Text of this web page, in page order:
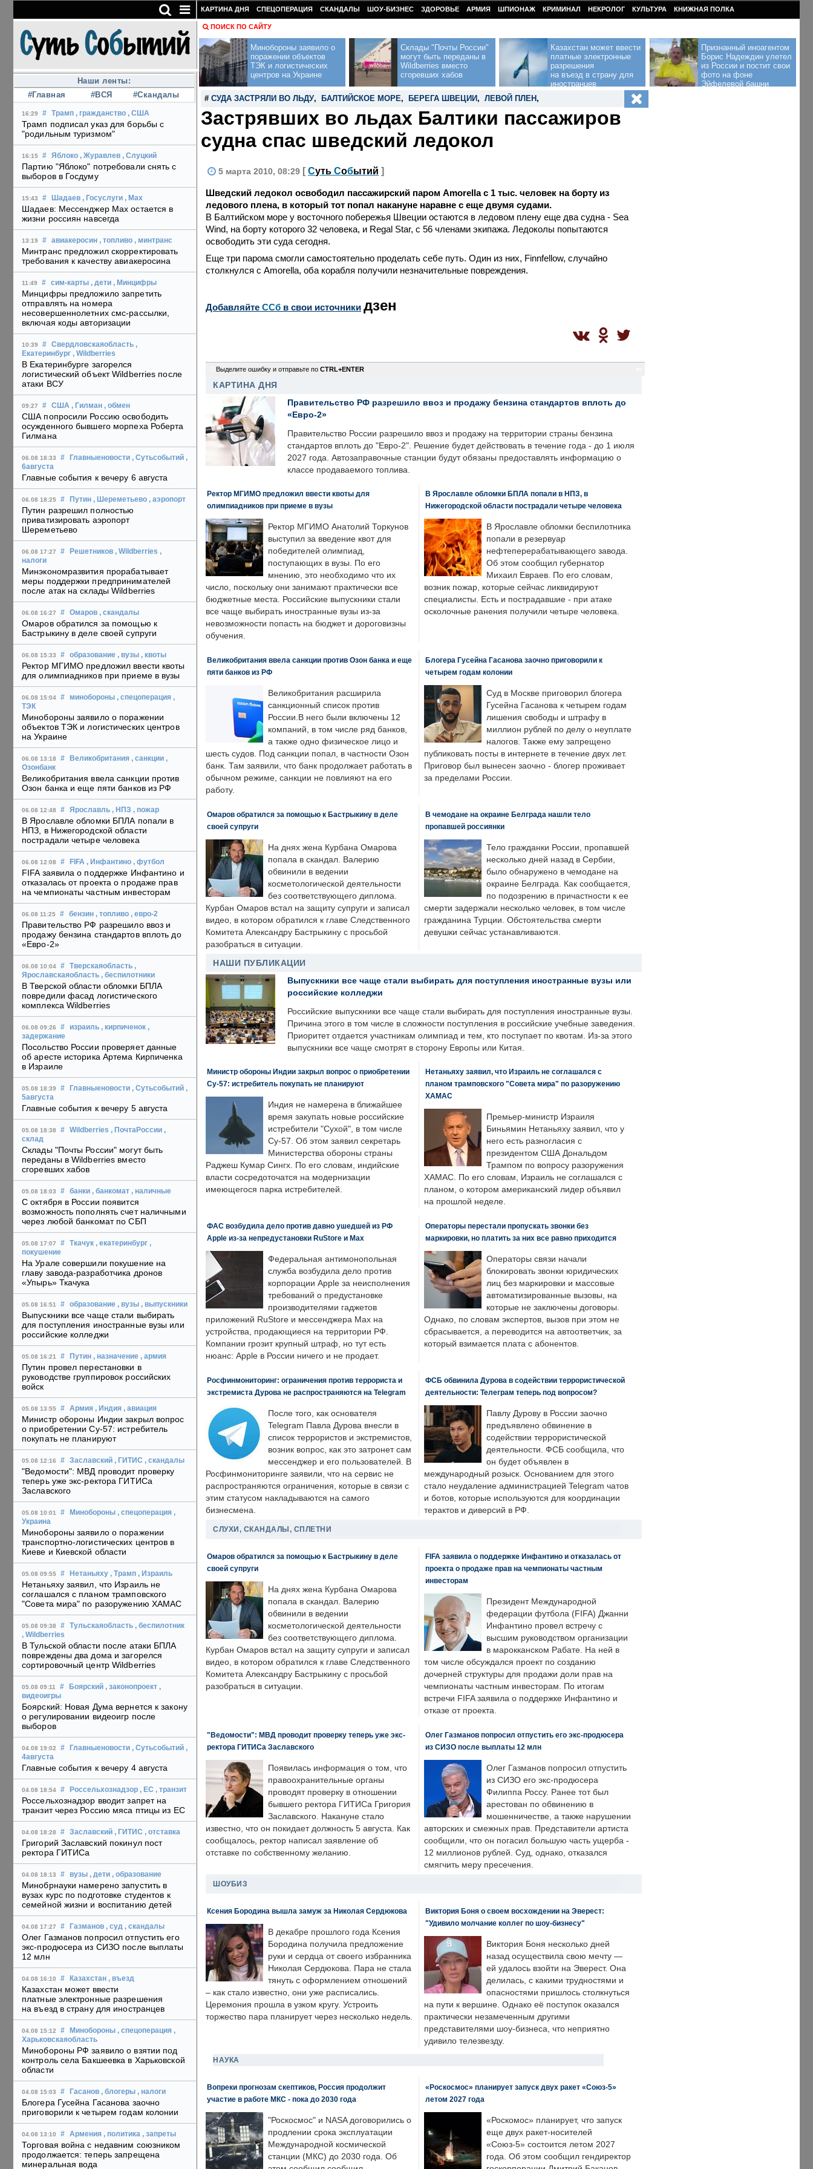
Наши ленты:
#Главная
#ВСЯ #Скандалы
16:29 # Трамп , гражданство , США
Трамп подписал указ для борьбы с
"родильным туризмом"
16:15 # Яблоко , Журавлев , Слуцкий
Партию "Яблоко" потребовали снять с
выборов в Госдуму
15:43 # Шадаев , Госуслуги , Max
Шадаев: Мессенджер Max остается в
жизни россиян навсегда
13:19 # авиакеросин , топливо , минтранс
Минтранс предложил скорректировать
требования к качеству авиакеросина
11:49 # сим-карты , дети , Минцифры
Минцифры предложило запретить
отправлять на номера
несовершеннолетних смс-рассылки,
включая коды авторизации
10:39 # Свердловскаяобласть ,
Екатеринбург , Wildberries
В Екатеринбурге загорелся
логистический объект Wildberries после
атаки ВСУ
09:27 # США , Гилман , обмен
США попросили Россию освободить
осужденного бывшего морпеха Роберта
Гилмана
06.08 18:33 # Главныеновости , Сутьсобытий ,
6августа
Главные события к вечеру 6 августа
06.08 18:25 # Путин , Шереметьево , аэропорт
Путин разрешил полностью
приватизировать аэропорт
Шереметьево
06.08 17:27 # Решетников , Wildberries ,
налоги
Минэкономразвития прорабатывает
меры поддержки предпринимателей
после атак на склады Wildberries
06.08 16:27 # Омаров , скандалы
Омаров обратился за помощью к
Бастрыкину в деле своей супруги
06.08 15:33 # образование , вузы , квоты
Ректор МГИМО предложил ввести квоты
для олимпиадников при приеме в вузы
06.08 15:04 # минобороны , спецоперация ,
ТЭК
Минобороны заявило о поражении
объектов ТЭК и логистических центров
на Украине
06.08 13:18 # Великобритания , санкции ,
Озонбанк
Великобритания ввела санкции против
Озон банка и еще пяти банков из РФ
06.08 12:48 # Ярославль , НПЗ , пожар
В Ярославле обломки БПЛА попали в
НПЗ, в Нижегородской области
пострадали четыре человека
06.08 12:08 # FIFA , Инфантино , футбол
FIFA заявила о поддержке Инфантино и
отказалась от проекта о продаже прав
на чемпионаты частным инвесторам
06.08 11:25 # бензин , топливо , евро-2
Правительство РФ разрешило ввоз и
продажу бензина стандартов вплоть до
«Евро-2»
06.08 10:04 # Тверскаяобласть ,
Ярославскаяобласть , беспилотники
В Тверской области обломки БПЛА
повредили фасад логистического
комплекса Wildberries
06.08 09:26 # израиль , кирпиченок ,
задержание
Посольство России проверяет данные
об аресте историка Артема Кирпиченка
в Израиле
05.08 18:39 # Главныеновости , Сутьсобытий ,
5августа
Главные события к вечеру 5 августа
05.08 18:38 # Wildberries , ПочтаРоссии ,
склад
Склады "Почты России" могут быть
переданы в Wildberries вместо
сгоревших хабов
05.08 18:03 # банки , банкомат , наличные
С октября в России появится
возможность пополнять счет наличными
через любой банкомат по СБП
05.08 17:07 # Ткачук , екатеринбург ,
покушение
На Урале совершили покушение на
главу завода-разработчика дронов
«Упырь» Ткачука
05.08 16:51 # образование , вузы , выпускники
Выпускники все чаще стали выбирать
для поступления иностранные вузы или
российские колледжи
05.08 16:21 # Путин , назначение , армия
Путин провел перестановки в
руководстве группировок российских
войск
05.08 13:55 # Армия , Индия , авиация
Министр обороны Индии закрыл вопрос
о приобретении Су-57: истребитель
покупать не планируют
05.08 12:16 # Заславский , ГИТИС , скандалы
"Ведомости": МВД проводит проверку
теперь уже экс-ректора ГИТИСа
Заславского
05.08 10:01 # Минобороны , спецоперация ,
Украина
Минобороны заявило о поражении
транспортно-логистических центров в
Киеве и Киевской области
05.08 09:55 # Нетаньяху , Трамп , Израиль
Нетаньяху заявил, что Израиль не
соглашался с планом трамповского
"Совета мира" по разоружению ХАМАС
05.08 09:38 # Тульскаяобласть , беспилотник
, Wildberries
В Тульской области после атаки БПЛА
повреждены два дома и загорелся
сортировочный центр Wildberries
05.08 09:11 # Боярский , законопроект ,
видеоигры
Боярский: Новая Дума вернется к закону
о регулировании видеоигр после
выборов
04.08 19:02 # Главныеновости , Сутьсобытий ,
4августа
Главные события к вечеру 4 августа
04.08 18:54 # Россельхознадзор , ЕС , транзит
Россельхознадзор вводит запрет на
транзит через Россию мяса птицы из ЕС
04.08 18:28 # Заславский , ГИТИС , отставка
Григорий Заславский покинул пост
ректора ГИТИСа
04.08 18:13 # вузы , дети , образование
Минобрнауки намерено запустить в
вузах курс по подготовке студентов к
семейной жизни и воспитанию детей
04.08 17:27 # Газманов , суд , скандалы
Олег Газманов попросил отпустить его
экс-продюсера из СИЗО после выплаты
12 млн
04.08 16:10 # Казахстан , въезд
Казахстан может ввести
платные электронные разрешения
на въезд в страну для иностранцев
04.08 15:12 # Минобороны , спецоперация ,
Харьковскаяобласть
Минобороны РФ заявило о взятии под
контроль села Бакшеевка в Харьковской
области
04.08 15:03 # Гасанов , блогеры , налоги
Блогера Гусейна Гасанова заочно
приговорили к четырем годам колонии
04.08 13:10 # Армения , политика , запреты
Торговая война с недавним союзником
продолжается: теперь запрещена
минеральная вода
КАРТИНА ДНЯ СПЕЦОПЕРАЦИЯ СКАНДАЛЫ ШОУ-БИЗНЕС ЗДОРОВЬЕ АРМИЯ ШПИОНАЖ КРИМИНАЛ НЕКРОЛОГ КУЛЬТУРА КНИЖНАЯ ПОЛКА
ПОИСК ПО САЙТУ
Минобороны заявило о
поражении объектов
ТЭК и логистических
центров на Украине
Склады "Почты России"
могут быть переданы в
Wildberries вместо
сгоревших хабов
Казахстан может ввести
платные электронные
разрешения
на въезд в страну для
иностранцев
Признанный иноагентом
Борис Надеждин улетел
из России и постит свои
фото на фоне
Эйфелевой башни
# СУДА ЗАСТРЯЛИ ВО ЛЬДУ, БАЛТИЙСКОЕ МОРЕ, БЕРЕГА ШВЕЦИИ , ЛЕВОЙ ПЛЕН ,
Застрявших во льдах Балтики пассажиров
судна спас шведский ледокол
5 марта 2010, 08:29 [ Суть Событий ]
Шведский ледокол освободил пассажирский паром Amorella с 1 тыс. человек на борту из
ледового плена, в который тот попал накануне наравне с еще двумя судами.
В Балтийском море у восточного побережья Швеции остаются в ледовом плену еще два судна - Sea
Wind, на борту которого 32 человека, и Regal Star, с 56 членами экипажа. Ледоколы попытаются
освободить эти суда сегодня.
Еще три парома смогли самостоятельно проделать себе путь. Один из них, Finnfellow, случайно
столкнулся с Amorella, оба корабля получили незначительные повреждения.
Добавляйте CСб в свои источники дзен
Выделите ошибку и отправьте по CTRL+ENTER
КАРТИНА ДНЯ
Правительство РФ разрешило ввоз и продажу бензина стандартов вплоть до
«Евро-2»
Правительство России разрешило ввоз и продажу на территории страны бензина
стандартов вплоть до "Евро-2". Решение будет действовать в течение года - до 1 июля
2027 года. Автозаправочные станции будут обязаны предоставлять информацию о
классе продаваемого топлива.
Ректор МГИМО предложил ввести квоты для
олимпиадников при приеме в вузы
Ректор МГИМО Анатолий Торкунов
выступил за введение квот для
победителей олимпиад,
поступающих в вузы. По его
мнению, это необходимо что их
число, поскольку они занимают практически все
бюджетные места. Российские выпускники стали
все чаще выбирать иностранные вузы из-за
невозможности попасть на бюджет и дороговизны
обучения.
В Ярославле обломки БПЛА попали в НПЗ, в
Нижегородской области пострадали четыре человека
В Ярославле обломки беспилотника
попали в резервуар
нефтеперерабатывающего завода.
Об этом сообщил губернатор
Михаил Евраев. По его словам,
возник пожар, которые сейчас ликвидируют
специалисты. Есть и пострадавшие - при атаке
осколочные ранения получили четыре человека.
Великобритания ввела санкции против Озон банка и еще
пяти банков из РФ
Великобритания расширила
санкционный список против
России.В него были включены 12
компаний, в том числе ряд банков,
а также одно физическое лицо и
шесть судов. Под санкции попал, в частности Озон
банк. Там заявили, что банк продолжает работать в
обычном режиме, санкции не повлияют на его
работу.
Блогера Гусейна Гасанова заочно приговорили к
четырем годам колонии
Суд в Москве приговорил блогера
Гусейна Гасанова к четырем годам
лишения свободы и штрафу в
миллион рублей по делу о неуплате
налогов. Также ему запрещено
публиковать посты в интернете в течение двух лет.
Приговор был вынесен заочно - блогер проживает
за пределами России.
Омаров обратился за помощью к Бастрыкину в деле
своей супруги
На днях жена Курбана Омарова
попала в скандал. Валерию
обвинили в ведении
косметологической деятельности
без соответствующего диплома.
Курбан Омаров встал на защиту супруги и записал
видео, в котором обратился к главе Следственного
Комитета Александру Бастрыкину с просьбой
разобраться в ситуации.
В чемодане на окраине Белграда нашли тело
пропавшей россиянки
Тело гражданки России, пропавшей
несколько дней назад в Сербии,
было обнаружено в чемодане на
окраине Белграда. Как сообщается,
по подозрению в причастности к ее
смерти задержали несколько человек, в том числе
гражданина Турции. Обстоятельства смерти
девушки сейчас устанавливаются.
НАШИ ПУБЛИКАЦИИ
Выпускники все чаще стали выбирать для поступления иностранные вузы или
российские колледжи
Российские выпускники все чаще стали выбирать для поступления иностранные вузы.
Причина этого в том числе в сложности поступления в российские учебные заведения.
Приоритет отдается участникам олимпиад и тем, кто поступает по квотам. Из-за этого
выпускники все чаще смотрят в сторону Европы или Китая.
Министр обороны Индии закрыл вопрос о приобретении
Су-57: истребитель покупать не планируют
Индия не намерена в ближайшее
время закупать новые российские
истребители "Сухой", в том числе
Су-57. Об этом заявил секретарь
Министерства обороны страны
Раджеш Кумар Сингх. По его словам, индийские
власти сосредоточатся на модернизации
имеющегося парка истребителей.
Нетаньяху заявил, что Израиль не соглашался с
планом трамповского "Совета мира" по разоружению
ХАМАС
Премьер-министр Израиля
Биньямин Нетаньяху заявил, что у
него есть разногласия с
президентом США Дональдом
Трампом по вопросу разоружения
ХАМАС. По его словам, Израиль не соглашался с
планом, о котором американский лидер объявил
на прошлой неделе.
ФАС возбудила дело против давно ушедшей из РФ
Apple из-за непредустановки RuStore и Max
Федеральная антимонопольная
служба возбудила дело против
корпорации Apple за неисполнения
требований о предустановке
производителями гаджетов
приложений RuStore и мессенджера Max на
устройства, продающиеся на территории РФ.
Компании грозит крупный штраф, но тут есть
нюанс: Apple в России ничего и не продает.
Операторы перестали пропускать звонки без
маркировки, но платить за них все равно приходится
Операторы связи начали
блокировать звонки юридических
лиц без маркировки и массовые
автоматизированные вызовы, на
которые не заключены договоры.
Однако, по словам экспертов, вызов при этом не
сбрасывается, а переводится на автоответчик, за
который взимается плата с абонентов.
Росфинмониторинг: ограничения против террориста и
экстремиста Дурова не распространяются на Telegram
После того, как основателя
Telegram Павла Дурова внесли в
список террористов и экстремистов,
возник вопрос, как это затронет сам
мессенджер и его пользователей. В
Росфинмониторинге заявили, что на сервис не
распространяются ограничения, которые в связи с
этим статусом накладываются на самого
бизнесмена.
ФСБ обвинила Дурова в содействии террористической
деятельности: Телеграм теперь под вопросом?
Павлу Дурову в России заочно
предъявлено обвинение в
содействии террористической
деятельности. ФСБ сообщила, что
он будет объявлен в
международный розыск. Основанием для этого
стало неудаление администрацией Telegram чатов
и ботов, которые используются для координации
терактов и диверсий в РФ.
СЛУХИ, СКАНДАЛЫ, СПЛЕТНИ
Омаров обратился за помощью к Бастрыкину в деле
своей супруги
На днях жена Курбана Омарова
попала в скандал. Валерию
обвинили в ведении
косметологической деятельности
без соответствующего диплома.
Курбан Омаров встал на защиту супруги и записал
видео, в котором обратился к главе Следственного
Комитета Александру Бастрыкину с просьбой
разобраться в ситуации.
FIFA заявила о поддержке Инфантино и отказалась от
проекта о продаже прав на чемпионаты частным
инвесторам
Президент Международной
федерации футбола (FIFA) Джанни
Инфантино провел встречу с
высшим руководством организации
в марокканском Рабате. На ней в
том числе обсуждался проект по созданию
дочерней структуры для продажи доли прав на
чемпионаты частным инвесторам. По итогам
встречи FIFA заявила о поддержке Инфантино и
отказе от проекта.
"Ведомости": МВД проводит проверку теперь уже экс-
ректора ГИТИСа Заславского
Появилась информация о том, что
правоохранительные органы
проводят проверку в отношении
бывшего ректора ГИТИСа Григория
Заславского. Накануне стало
известно, что он покидает должность 5 августа. Как
сообщалось, ректор написал заявление об
отставке по собственному желанию.
Олег Газманов попросил отпустить его экс-продюсера
из СИЗО после выплаты 12 млн
Олег Газманов попросил отпустить
из СИЗО его экс-продюсера
Филиппа Россу. Ранее тот был
арестован по обвинению в
мошенничестве, а также нарушении
авторских и смежных прав. Представители артиста
сообщили, что он погасил большую часть ущерба -
12 миллионов рублей. Суд, однако, отказался
смягчить меру пресечения.
ШОУБИЗ
Ксения Бородина вышла замуж за Николая Сердюкова
В декабре прошлого года Ксения
Бородина получила предложение
руки и сердца от своего избранника
Николая Сердюкова. Пара не стала
тянуть с оформлением отношений
– как стало известно, они уже расписались.
Церемония прошла в узком кругу. Устроить
торжество пара планирует через несколько недель.
Виктория Боня о своем восхождении на Эверест:
"Удивило молчание коллег по шоу-бизнесу"
Виктория Боня несколько дней
назад осуществила свою мечту —
ей удалось взойти на Эверест. Она
делилась, с какими трудностями и
опасностями пришлось столкнуться
на пути к вершине. Однако её поступок оказался
практически незамеченным другими
представителями шоу-бизнеса, что неприятно
удивило телезвезду.
НАУКА
Вопреки прогнозам скептиков, Россия продолжит
участие в работе МКС - пока до 2030 года
"Роскосмос" и NASA договорились о
продлении срока эксплуатации
Международной космической
станции (МКС) до 2030 года. Об
«Роскосмос» планирует запуск двух ракет «Союз-5»
летом 2027 года
«Роскомос» планирует, что запуск
еще двух ракет-носителей
«Союз-5» состоится летом 2027
года. Об этом сообщил гендиректор